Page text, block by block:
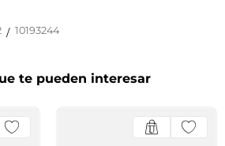
/ 10193244
te pueden interesar